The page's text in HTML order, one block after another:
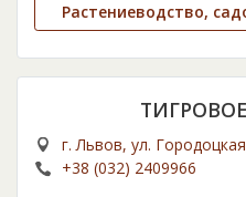
Растениеводство,
г. Львов, ул.
+38 (032) 2409966